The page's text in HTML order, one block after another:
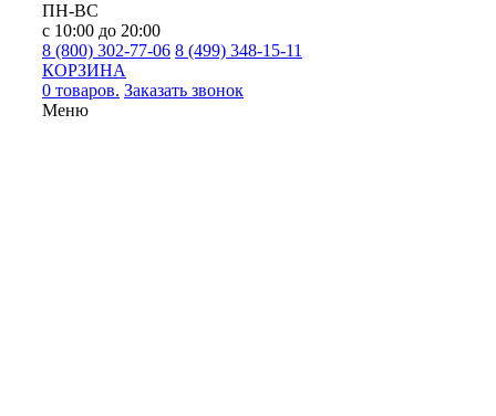
ПН-ВС
с 10:00 до 20:00
8 (800) 302-77-06 8 (499) 348-15-11
КОРЗИНА
0 товаров. Заказать звонок
Меню